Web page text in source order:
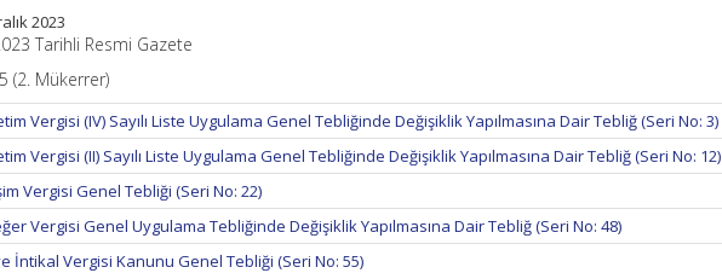
2023
Tarihli Resmi Gazete
(2. Mükerrer)
Vergisi (IV) Sayılı Liste Uygulama Genel Tebliğinde Değişiklik Yapılmasına Dair Tebliğ (Seri No: 3)
Vergisi (II) Sayılı Liste Uygulama Genel Tebliğinde Değişiklik Yapılmasına Dair Tebliğ (Seri No: 12)
Vergisi Genel Tebliği (Seri No: 22)
Vergisi Genel Uygulama Tebliğinde Değişiklik Yapılmasına Dair Tebliğ (Seri No: 48)
İntikal Vergisi Kanunu Genel Tebliği (Seri No: 55)